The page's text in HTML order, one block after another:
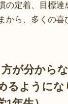
の定着、目標達
から、多くの喜
が分からな
るようにな